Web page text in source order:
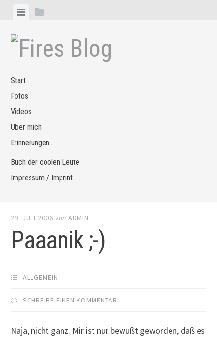
Zum
springen
MenüSeitenleiste
Start
Fotos
Videos
Über mich
Erinnerungen…
Buch der coolen Leute
Impressum / Imprint
29. JULI 2006 vonADMIN
Paaanik ;-)
ALLGEMEIN
SCHREIBE EINEN KOMMENTAR
Naja, nicht ganz. Mir ist nur bewußt geworden, daß es